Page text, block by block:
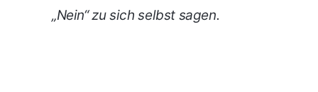
„Nein“ zu sich selbst sagen.